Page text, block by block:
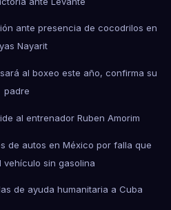
ante presencia de cocodrilos en
Nayarit
al boxeo este año, confirma su
padre
al entrenador Ruben Amorim
de autos en México por falla que
vehículo sin gasolina
de ayuda humanitaria a Cuba